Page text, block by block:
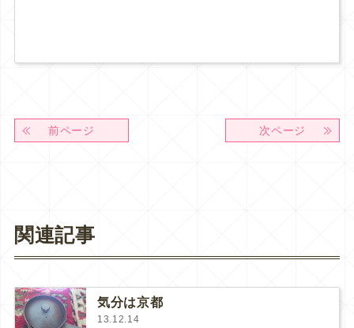
前ページ 次ページ
関連記事
気分は京都
13.12.14